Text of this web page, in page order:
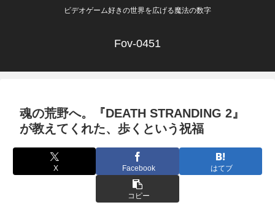
ビデオゲーム好きの世界を広げる魔法の数字
Fov-0451
魂の荒野へ。『DEATH STRANDING 2』
が教えてくれた、歩くという祝福
X Facebook はてブ
コピー